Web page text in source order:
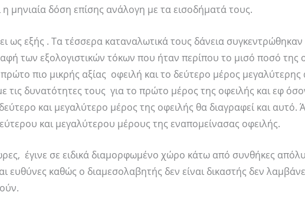
η μηνιαία δόση επίσης ανάλογη με τα εισοδήματά τους.
ως εξής . Τα τέσσερα καταναλωτικά τους δάνεια
των εξολογιστικών τόκων που ήταν περίπου το μισό ποσό της
πιο μικρής αξίας οφειλή και το δεύτερο μέρος μεγαλύτερης
δυνατότητες τους για το πρώτο μέρος της οφειλής και εφ
και μεγαλύτερο μέρος της οφειλής θα διαγραφεί και αυτό.
και μεγαλύτερου μέρους της εναπομείνασας οφειλής.
έγινε σε ειδικά διαμορφωμένο χώρο κάτω από συνθήκες
ευθύνες καθώς ο διαμεσολαβητής δεν είναι δικαστής δεν